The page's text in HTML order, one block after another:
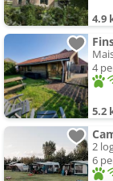
4.9
4
5.2
2
6